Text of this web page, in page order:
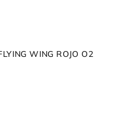
WING ROJO O2